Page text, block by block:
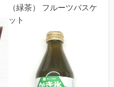
（緑茶） フルーツバスケ
ット